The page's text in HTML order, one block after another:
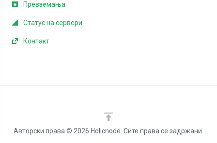
Превземања
Статус на сервери
Контакт
Авторски права © 2026 Holicnode. Сите права се задржани.